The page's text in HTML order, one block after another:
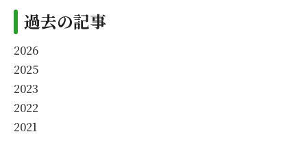
過去の記事
2026
2025
2023
2022
2021